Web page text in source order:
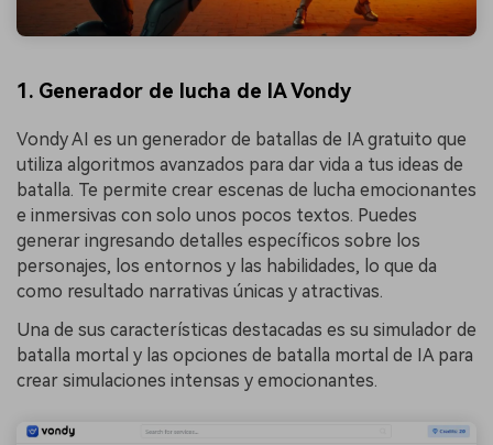
1. Generador de lucha de IA Vondy
Vondy AI es un generador de batallas de IA gratuito que
utiliza algoritmos avanzados para dar vida a tus ideas de
batalla. Te permite crear escenas de lucha emocionantes
e inmersivas con solo unos pocos textos. Puedes
generar ingresando detalles específicos sobre los
personajes, los entornos y las habilidades, lo que da
como resultado narrativas únicas y atractivas.
Una de sus características destacadas es su simulador de
batalla mortal y las opciones de batalla mortal de IA para
crear simulaciones intensas y emocionantes.